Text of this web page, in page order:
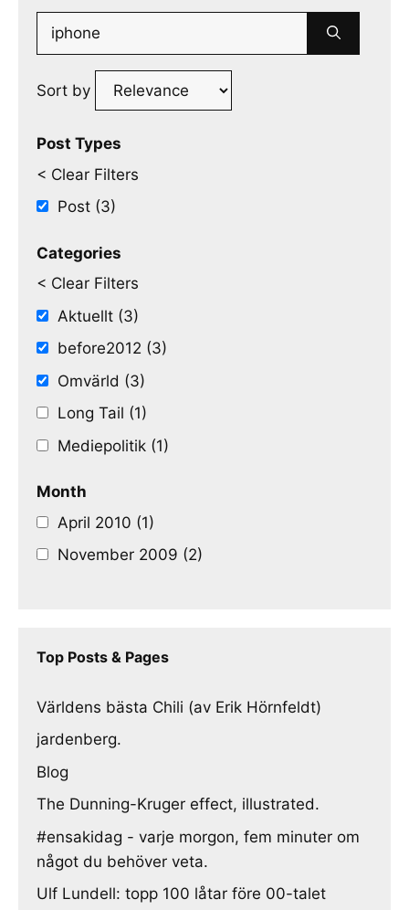
Search
for:
Sort by
Post Types
< Clear Filters
Post (3)
Categories
< Clear Filters
Aktuellt (3)
before2012 (3)
Omvärld (3)
Long Tail (1)
Mediepolitik (1)
Month
April 2010 (1)
November 2009 (2)
Top Posts & Pages
Världens bästa Chili (av Erik Hörnfeldt)
jardenberg.
Blog
The Dunning-Kruger effect, illustrated.
#ensakidag - varje morgon, fem minuter om
något du behöver veta.
Ulf Lundell: topp 100 låtar före 00-talet